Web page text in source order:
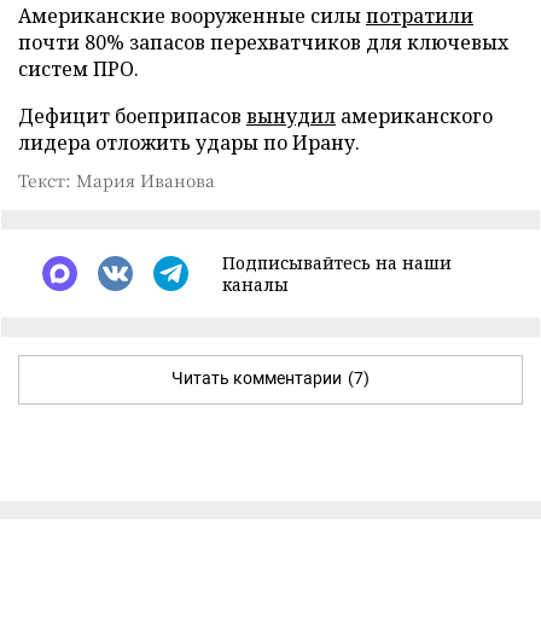
Американские вооруженные силыпотратили
почти 80% запасов перехватчиков для ключевых
систем ПРО.
Дефицит боеприпасов вынудил американского
лидера отложить удары по Ирану.
Текст: Мария Иванова
Подписывайтесь на наши
каналы
Читать комментарии (7)